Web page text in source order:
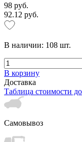
98 руб.
92.12 руб.
В наличии: 108 шт.
В корзину
Доставка
Таблица стоимости
Самовывоз